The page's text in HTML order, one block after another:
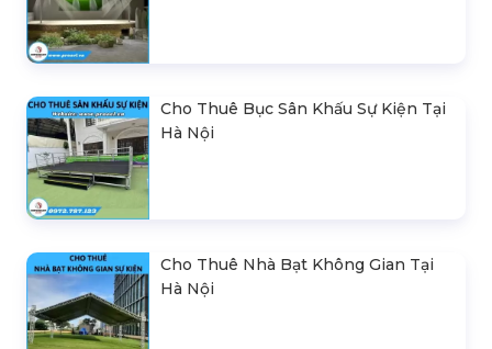
Cho Thuê Bục Sân Khấu Sự Kiện Tại
Hà Nội
Cho Thuê Nhà Bạt Không Gian Tại
Hà Nội